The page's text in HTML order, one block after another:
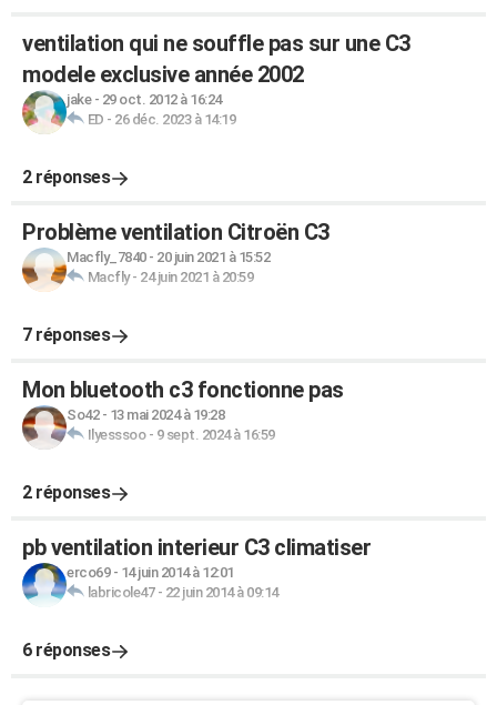
ventilation qui ne souffle pas sur une C3
modele exclusive année 2002
jake- 29 oct. 2012 à 16:24
ED - 26 déc. 2023 à 14:19
2 réponses
Problème ventilation Citroën C3
Macfly_7840- 20 juin 2021 à 15:52
Macfly- 24 juin 2021 à 20:59
7 réponses
Mon bluetooth c3 fonctionne pas
So42- 13 mai 2024 à 19:28
Ilyesssoo- 9 sept. 2024 à 16:59
2 réponses
pb ventilation interieur C3 climatiser
erco69- 14 juin 2014 à 12:01
labricole47- 22 juin 2014 à 09:14
6 réponses